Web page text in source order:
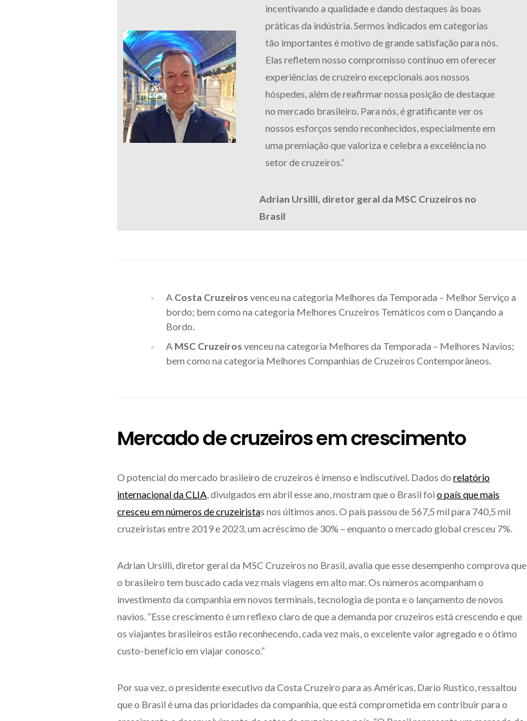
incentivando a qualidade e dando destaques às boas
práticas da indústria. Sermos indicados em categorias
tão importantes é motivo de grande satisfação para nós.
Elas refletem nosso compromisso contínuo em oferecer
experiências de cruzeiro excepcionais aos nossos
hóspedes, além de reafirmar nossa posição de destaque
no mercado brasileiro. Para nós, é gratificante ver os
nossos esforços sendo reconhecidos, especialmente em
uma premiação que valoriza e celebra a excelência no
setor de cruzeiros.”
Adrian Ursilli, diretor geral da MSC Cruzeiros no
Brasil
A Costa Cruzeiros venceu na categoria Melhores da Temporada – Melhor Serviço a
bordo; bem como na categoria Melhores Cruzeiros Temáticos com o Dançando a
Bordo.
A MSC Cruzeiros venceu na categoria Melhores da Temporada – Melhores Navios;
bem como na categoria Melhores Companhias de Cruzeiros Contemporâneos.
Mercado de cruzeiros em crescimento
O potencial do mercado brasileiro de cruzeiros é imenso e indiscutível. Dados do relatório
internacional da CLIA, divulgados em abril esse ano, mostram que o Brasil foi o país que mais
cresceu em números de cruzeiristas nos últimos anos. O país passou de 567,5 mil para 740,5 mil
cruzeiristas entre 2019 e 2023, um acréscimo de 30% – enquanto o mercado global cresceu 7%.
Adrian Ursilli, diretor geral da MSC Cruzeiros no Brasil, avalia que esse desempenho comprova que
o brasileiro tem buscado cada vez mais viagens em alto mar. Os números acompanham o
investimento da companhia em novos terminais, tecnologia de ponta e o lançamento de novos
navios. “Esse crescimento é um reflexo claro de que a demanda por cruzeiros está crescendo e que
os viajantes brasileiros estão reconhecendo, cada vez mais, o excelente valor agregado e o ótimo
custo-benefício em viajar conosco.”
Por sua vez, o presidente executivo da Costa Cruzeiro para as Américas, Dario Rustico, ressaltou
que o Brasil é uma das prioridades da companhia, que está comprometida em contribuir para o